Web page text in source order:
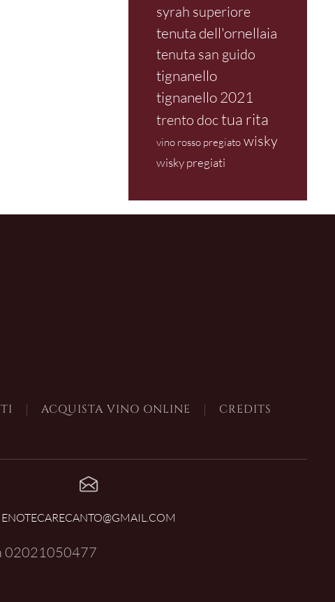
syrah superiore
tenuta dell'ornellaia
tenuta san guido
tignanello
tignanello 2021
trento doctua rita
vino rosso pregiato wisky
wisky pregiati
ACQUISTA VINO ONLINE
CREDITS
ENOTECARECANTO@GMAIL.COM
02021050477